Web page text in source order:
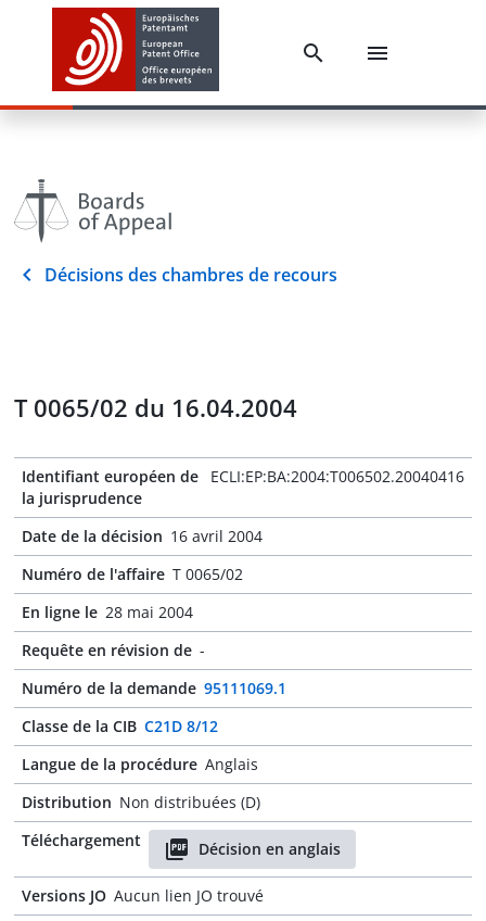
Décisions des chambres de recours
T 0065/02 du 16.04.2004
Identifiant européen de
la jurisprudence
ECLI:EP:BA:2004:T006502.20040416
Date de la décision 16 avril 2004
Numéro de l'affaire T 0065/02
En ligne le 28 mai 2004
Requête en révision de -
Numéro de la demande 95111069.1
Classe de la CIB C21D 8/12
Langue de la procédure Anglais
Distribution Non distribuées (D)
Téléchargement
Décision en anglais
Versions JO Aucun lien JO trouvé